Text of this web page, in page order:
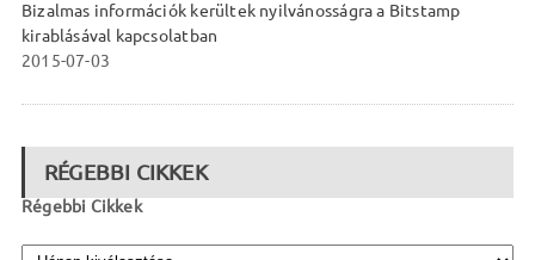
Bizalmas információk kerültek nyilvánosságra a Bitstamp
kirablásával kapcsolatban
2015-07-03
RÉGEBBI CIKKEK
Régebbi Cikkek